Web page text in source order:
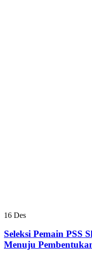
16 Des
Seleksi Pemain PSS
Menuju